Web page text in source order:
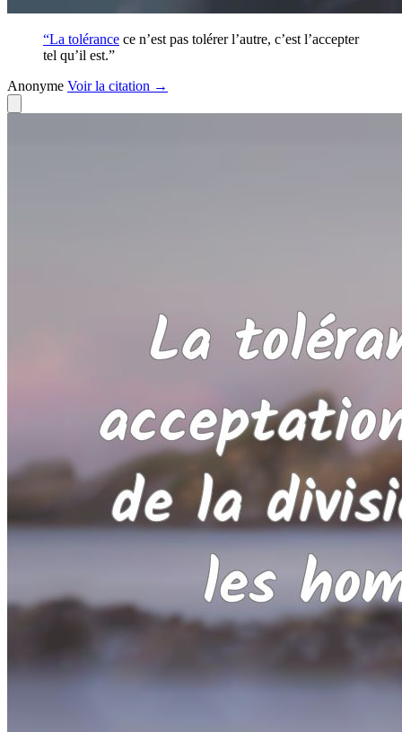
“La tolérance ce n’est pas tolérer l’autre, c’est l’accepter
tel qu’il est.”
Anonyme Voirla citation →